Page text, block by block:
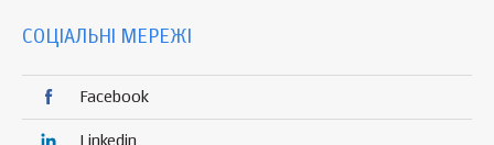
СОЦІАЛЬНІ МЕРЕЖІ
Facebook
Linkedin